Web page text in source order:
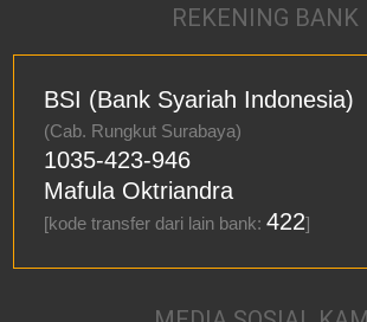
REKENING BANK
BSI (Bank Syariah Indonesia)
(Cab. Rungkut Surabaya)
1035-423-946
Mafula Oktriandra
[kode transfer dari lain bank:422]